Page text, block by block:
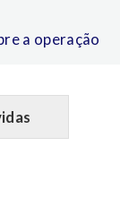
a operação